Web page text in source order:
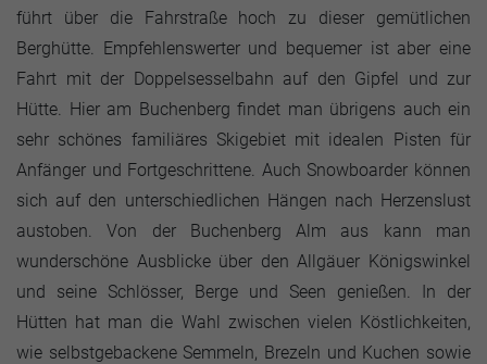
führt über die Fahrstraße hoch zu dieser gemütlichen
Berghütte. Empfehlenswerter und bequemer ist aber eine
Fahrt mit der Doppelsesselbahn auf den Gipfel und zur
Hütte. Hier am Buchenberg findet man übrigens auch ein
sehr schönes familiäres Skigebiet mit idealen Pisten für
Anfänger und Fortgeschrittene. Auch Snowboarder können
sich auf den unterschiedlichen Hängen nach Herzenslust
austoben. Von der Buchenberg Alm aus kann man
wunderschöne Ausblicke über den Allgäuer Königswinkel
und seine Schlösser, Berge und Seen genießen. In der
Hütten hat man die Wahl zwischen vielen Köstlichkeiten,
wie selbstgebackene Semmeln, Brezeln und Kuchen sowie